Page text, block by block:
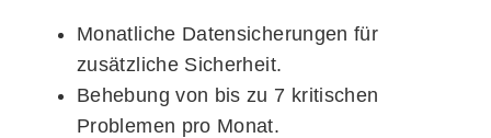
Monatliche Datensicherungen für
zusätzliche Sicherheit.
Behebung von bis zu 7 kritischen
Problemen pro Monat.